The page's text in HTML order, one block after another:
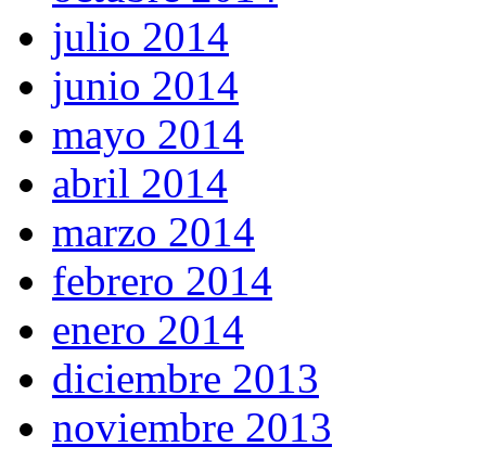
julio 2014
junio 2014
mayo 2014
abril 2014
marzo 2014
febrero 2014
enero 2014
diciembre 2013
noviembre 2013